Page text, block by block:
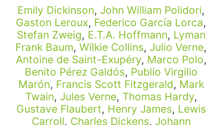
Emily Dickinson, John William Polidori,
Gaston Leroux, Federico García Lorca,
Stefan Zweig, E.T.A. Hoffmann, Lyman
Frank Baum, Wilkie Collins, Julio Verne,
Antoine de Saint-Exupéry, Marco Polo,
Benito Pérez Galdós, Publio Virgilio
Marón, Francis Scott Fitzgerald, Mark
Twain, Jules Verne, Thomas Hardy,
Gustave Flaubert, Henry James, Lewis
Carroll, Charles Dickens, Johann